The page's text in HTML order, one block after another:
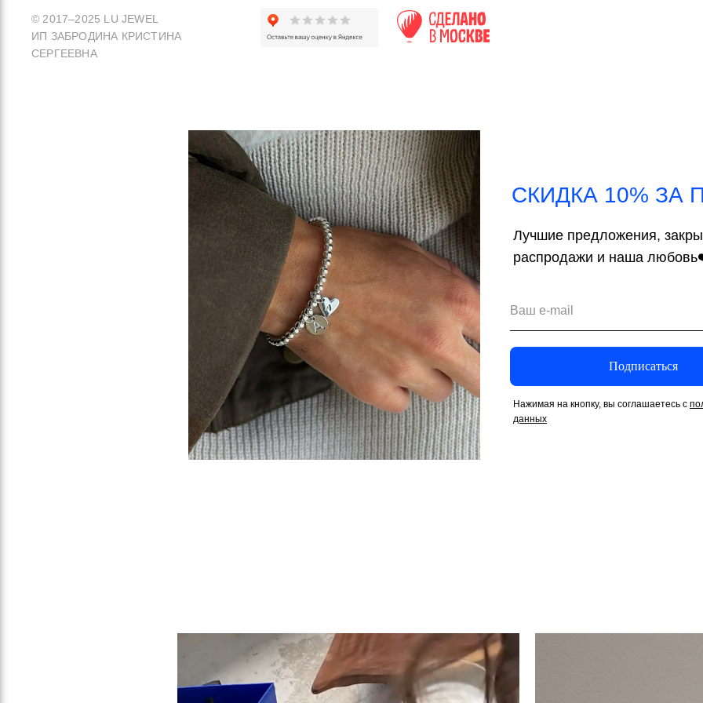
© 2017–2025 LU JEWEL
ИП ЗАБРОДИНА КРИСТИНА
СЕРГЕЕВНА
СКИДКА 10% ЗА
Подписаться
Лучшие предложения,
распродажи и наша
Нажимая на кнопку, вы соглашаетесь с
данных